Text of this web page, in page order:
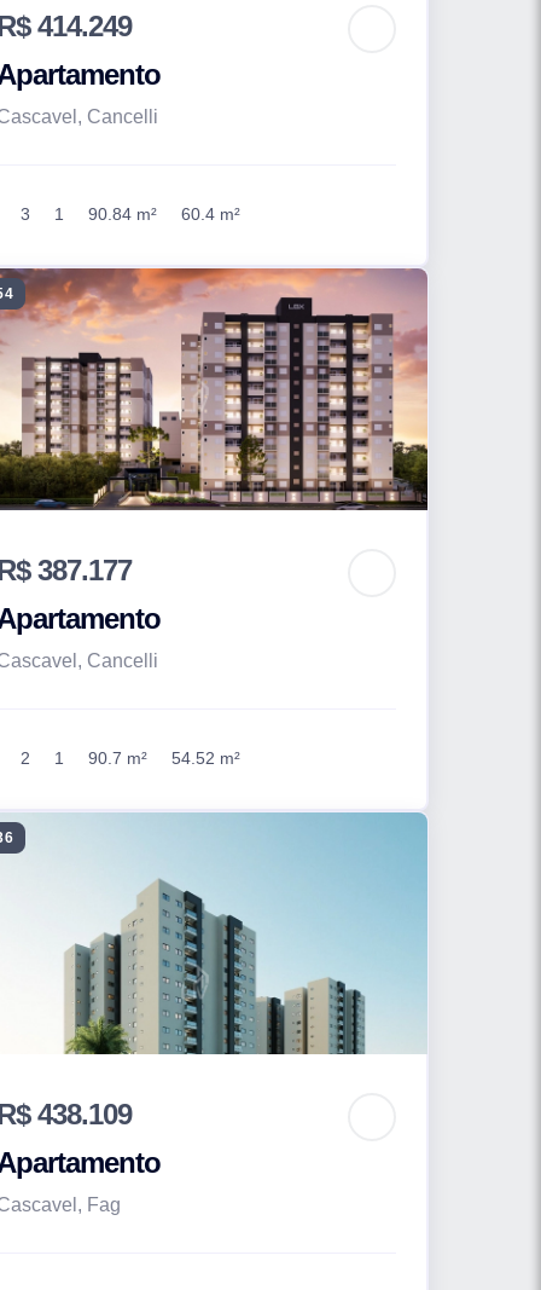
414.249
Cancelli
3 1 90.84 m² 60.4 m²
387.177
Cancelli
2 1 90.7 m² 54.52 m²
438.109
Fag